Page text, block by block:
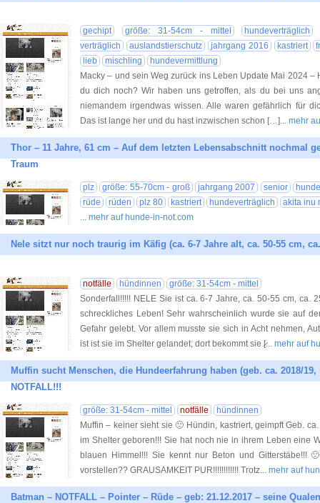
gechipt größe: 31-54cm - mittel
hundeverträglich
verträglich
auslandstierschutz jahrgang 2016 kastriert
lieb
mischling
hundevermittlung
Macky – und sein Weg zurück ins Leben Update Mai 2024 –
du dich noch? Wir haben uns getroffen, als du bei uns
niemandem irgendwas wissen. Alle waren gefährlich für
Das ist lange her und du hast inzwischen schon […]... mehr
Thor – 11 Jahre, 61 cm – Auf dem letzten Lebensabschnitt nochmal
Traum
plz größe: 55-70cm - groß jahrgang 2007 senior
rüde
rüden plz 80 kastriert hundeverträglich
akita inu
... mehr auf hunde-in-not.com
Nele sitzt nur noch traurig im Käfig (ca. 6-7 Jahre alt, ca. 50-55 cm,
notfälle hündinnen
größe: 31-54cm - mittel
Sonderfall!!!!! NELE Sie ist ca. 6-7 Jahre, ca. 50-55 cm, ca.
schreckliches Leben! Sehr wahrscheinlich wurde sie auf
Gefahr gelebt. Vor allem musste sie sich in Acht nehmen,
ist ist sie im Shelter gelandet; dort bekommt sie [̷... mehr auf
Muffin sucht Menschen, die Hundeerfahrung haben (geb. ca. 2018/19,
NOTFALL!!!
größe: 31-54cm - mittel notfälle
hündinnen
Muffin – keiner sieht sie 🙁 Hündin, kastriert, geimpft Geb.
im Shelter geboren!!! Sie hat noch nie in ihrem Leben eine
blauen Himmel!!! Sie kennt nur Beton und Gitterstäbe!!!
vorstellen?? GRAUSAMKEIT PUR!!!!!!!!!!!! Trotz... mehr auf
Batman – NOTFALL – Pointer – Rüde – geb: 21.12.2017 – seine